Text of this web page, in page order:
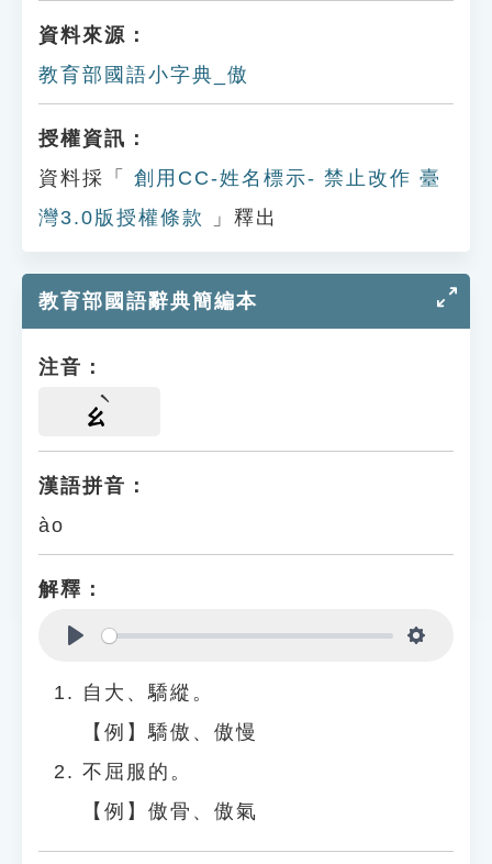
資料來源：
教育部國語小字典_傲
授權資訊：
資料採「
創用CC-姓名標示- 禁止改作 臺
灣3.0版授權條款
」釋出
教育部國語辭典簡編本
注音：
ㄠ
漢語拼音：
ào
解釋：
自大、驕縱。
【例】驕傲、傲慢
不屈服的。
【例】傲骨、傲氣